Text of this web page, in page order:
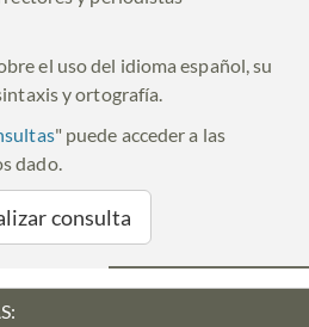
el uso del idioma español, su
y ortografía.
" puede acceder a las
dado.
consulta